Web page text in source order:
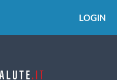
LOGIN